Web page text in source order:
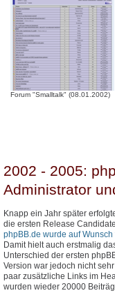
Forum "Smalltalk" (08.01.2002)
2002 - 2005:
Administrator
Knapp ein Jahr später
die ersten Release
phpBB.de wurde auf
Damit hielt auch erstmalig
Unterschied der ersten
Version war jedoch nicht
paar zusätzliche Links im
wurden wieder 20000